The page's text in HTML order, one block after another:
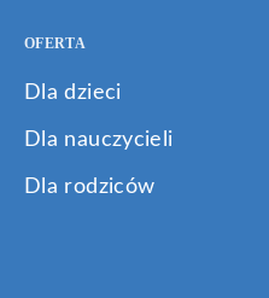
OFERTA
Dla dzieci
Dla nauczycieli
Dla rodziców